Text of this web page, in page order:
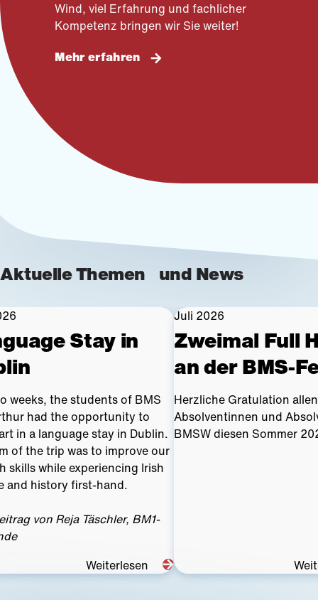
Wind, viel Erfahrung und fachlicher
Kompetenz bringen wir Sie weiter!
Mehr erfahren
Aktuelle Themen und News
Stay in
weeks, the students of BMS
had the opportunity to
in a language stay in Dublin.
of the trip was to improve our
skills while experiencing Irish
and history first-hand.
von Reja Täschler, BM1-
Weiterlesen
Juli 2026
Zweimal Full
an der BMS-
Herzliche Gratulation allen
Absolventinnen und
BMSW diesen Sommer